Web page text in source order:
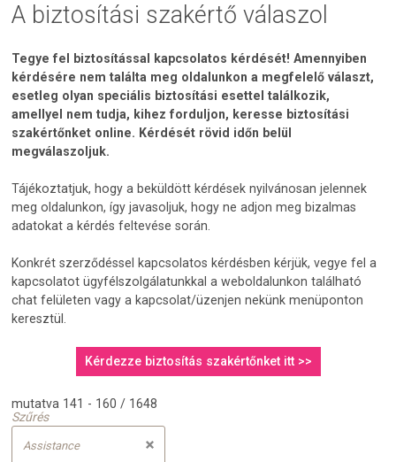
A biztosítási szakértő válaszol
Tegye fel biztosítással kapcsolatos kérdését! Amennyiben
kérdésére nem találta meg oldalunkon a megfelelő választ,
esetleg olyan speciális biztosítási esettel találkozik,
amellyel nem tudja, kihez forduljon, keresse biztosítási
szakértőnket online. Kérdését rövid időn belül
megválaszoljuk.
Tájékoztatjuk, hogy a beküldött kérdések nyilvánosan jelennek
meg oldalunkon, így javasoljuk, hogy ne adjon meg bizalmas
adatokat a kérdés feltevése során.
Konkrét szerződéssel kapcsolatos kérdésben kérjük, vegye fel a
kapcsolatot ügyfélszolgálatunkkal a weboldalunkon található
chat felületen vagy a kapcsolat/üzenjen nekünk menüponton
keresztül.
Kérdezze biztosítás szakértőnket itt >>
mutatva 141 - 160 / 1648
Szűrés
Assistance